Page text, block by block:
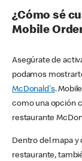
¿Cómo sé
Mobile
Asegúrate de
podamos
McDonald's.
como una opción
restaurante
Dentro del mapa y
restaurante,